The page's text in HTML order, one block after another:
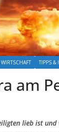
TIPPS &
am
lieb ist